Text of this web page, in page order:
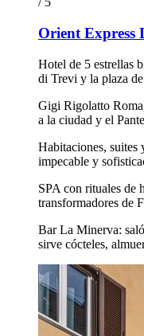
Orient Express
Hotel de 5 estrellas
di Trevi y la plaza de
Gigi Rigolatto
a la ciudad y el
Habitaciones, suites
impecable y
SPA con rituales de
transformadores de
Bar La Minerva:
sirve cócteles,